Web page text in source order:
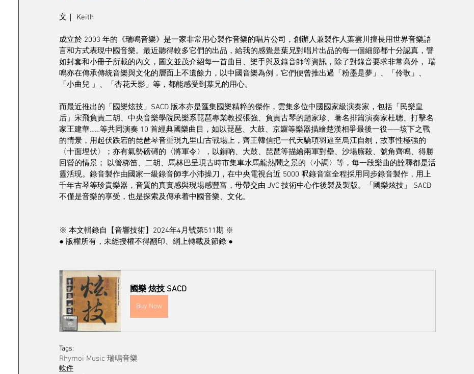
文｜ Keith
成立於 2003 年的《瑞鳴音樂》是一家非常用心製作音樂的唱片公司，創辦人兼製作人葉雲川擅長用世界音樂語
言和方式表現中國音樂。最近聽得較多它們的出品，給我的感覺是葉兄對唱片出品的每一個細節都十分認真，譬
如封套和小冊子所載的內文，圖文並茂介紹每一首曲目、樂手與及錄音師等資訊，除了對錄音要求非常高外， 瑞
鳴亦在傳承傳統音樂與文化的層面上不遺餘力，以中國音樂為例，它們便曾推出過「粉墨是夢」、「伶歌」、
「小曲兒 」、「杏花天影」等，都能感受到葉兄的用心。
而最近推出的「國樂炫技」SACD 版本亦是匯集國樂精粹的傑作，雲集多位中國國家級演奏家，包括「民樂皇
后」宋飛負責二胡、中央音樂學院民樂系琵琶專業教授張強、負責古琴的趙家珍、著名排簫演奏家杜聰、打擊名
家王建華……等共同演奏 10 首經典國樂曲目，如以琵琶、大鼓、京鑼等樂器描繪楚漢相爭最後一役——垓下之戰
的情景，用起伏跌宕的琵琶琴音重現九里山古戰場上，齊王韓信把一代天驕項羽逼至烏江自刎，故事性極強的
〈十面埋伏〉；亦有氣勢磅礡的〈將軍令〉，以鎖吶、大鼓、琵琶等描繪兩軍對壘、沙場廝殺、號角齊鳴、得勝
回營的情景； 以管梆笛、二胡、馬林巴呈現古時市集車水馬龍熱鬧之景的〈小調〉等，每一段樂曲的詮釋都是活
靈活現。錄音製作由國家一級錄音師李小沛操刀，在中央電視台近 5000 呎錄音室全程採用同步錄音製作，用上
千年古琴等珍貴樂器，音質的真實感與現場感豐富，母帶交由 JVC 技術中心作後製及製版。「國樂炫技」 SACD
不僅是音樂的享受，也是探索及傳承着中國音樂、文化。
※ 本文輯錄自【音響技術】2024年4月號第511期 ※
● 版權所有，未經授權不得翻印、網上轉載及節錄 ●
國樂 炫技 SACD
Buy Now
Tags:
Rhymoi Music 瑞鳴音樂
軟件